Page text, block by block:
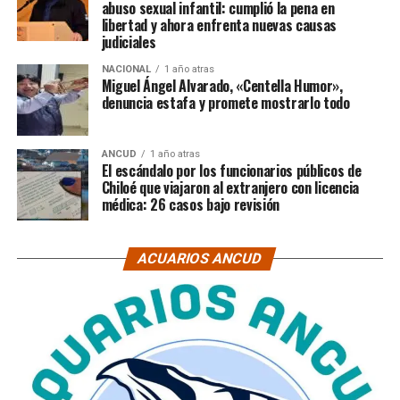
abuso sexual infantil: cumplió la pena en
libertad y ahora enfrenta nuevas causas
judiciales
NACIONAL 1 año atras
Miguel Ángel Alvarado, «Centella Humor»,
denuncia estafa y promete mostrarlo todo
ANCUD 1 año atras
El escándalo por los funcionarios públicos de
Chiloé que viajaron al extranjero con licencia
médica: 26 casos bajo revisión
ACUARIOS ANCUD